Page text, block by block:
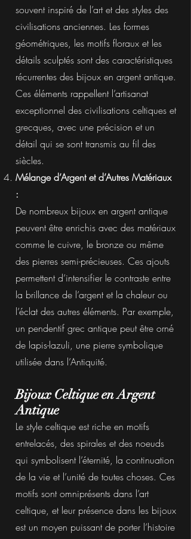
souvent inspiré de l’art et des styles des
civilisations anciennes. Les formes
géométriques, les motifs floraux et les
détails sculptés sont des caractéristiques
récurrentes des bijoux en argent antique.
Ces éléments rappellent l’artisanat
exceptionnel des civilisations celtiques et
grecques, avec une précision et un
détail qui se sont transmis au fil des
siècles.
Mélange d’Argent et d’Autres Matériaux
:
De nombreux bijoux en argent antique
peuvent être enrichis avec des matériaux
comme le cuivre, le bronze ou même
des pierres semi-précieuses. Ces ajouts
permettent d’intensifier le contraste entre
la brillance de l’argent et la chaleur ou
l’éclat des autres éléments. Par exemple,
un pendentif grec antique peut être orné
de lapis-lazuli, une pierre symbolique
utilisée dans l’Antiquité.
Bijoux Celtique en Argent
Antique
Le style celtique est riche en motifs
entrelacés, des spirales et des noeuds
qui symbolisent l’éternité, la continuation
de la vie et l’unité de toutes choses. Ces
motifs sont omniprésents dans l’art
celtique, et leur présence dans les bijoux
est un moyen puissant de porter l’histoire